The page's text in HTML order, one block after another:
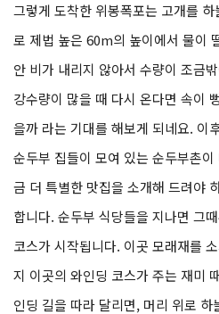
그렇게 도착한 위봉폭포는 고개를
로 제법 높은 60m의 높이에서 물이
안 비가 내리지 않아서 수량이 조금
강수량이 많을 때 다시 온다면 속이
을까 라는 기대를 해보게 되네요. 이
순두부 집들이 모여 있는 순두부촌
금 더 특별한 맛집을 소개해 드려야
합니다. 순두부 식당들을 지나면 그
코스가 시작됩니다. 이곳 모래재를
지 이곳의 와인딩 코스가 주는 재미
인딩 길을 따라 달리면, 머리 위로